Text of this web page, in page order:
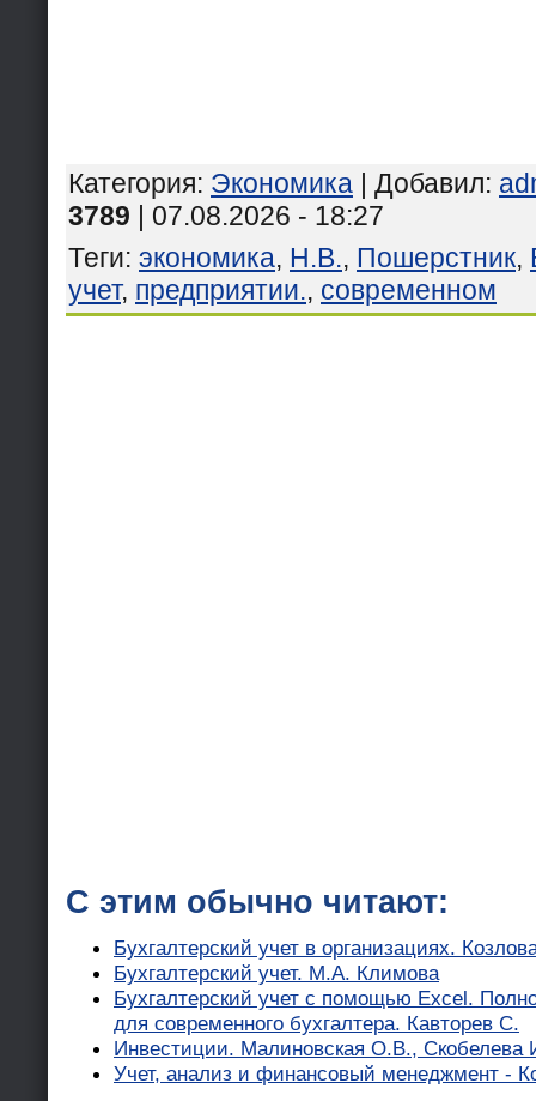
Категория: Экономика | Добавил:
3789 | 07.08.2026 - 18:27
Теги: экономика, Н.В., Пошерстник,
учет, предприятии., современном
С этим обычно читают:
Бухгалтерский учет в организациях.
Бухгалтерский учет. М.А. Климова
Бухгалтерский учет с помощью Excel.
для современного бухгалтера. Кавторев С.
Инвестиции. Малиновская О.В., Скобелева
Учет, анализ и финансовый менеджмент -